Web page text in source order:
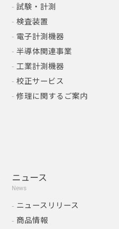
試験・計測
検査装置
電子計測機器
半導体関連事業
工業計測機器
校正サービス
修理に関するご案内
ニュース
News
ニュースリリース
商品情報